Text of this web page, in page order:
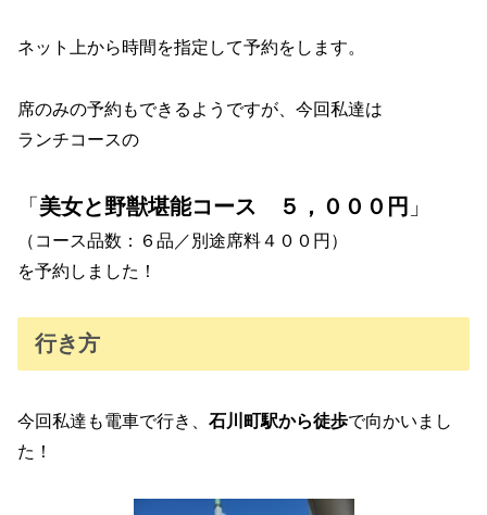
ネット上から時間を指定して予約をします。
席のみの予約もできるようですが、今回私達は
ランチコースの
「美女と野獣堪能コース ５，０００円 」
（コース品数：６品／別途席料４００円）
を予約しました！
行き方
今回私達も電車で行き、 石川町駅から徒歩で向かいまし
た！